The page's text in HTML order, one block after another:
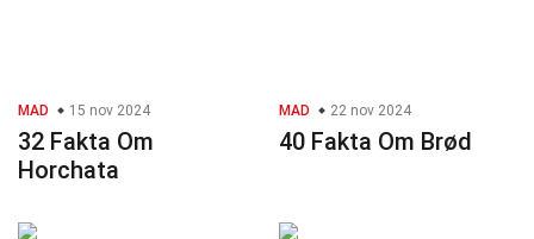
MAD 15 nov 2024
32 Fakta Om
Horchata
MAD 22 nov 2024
40 Fakta Om Brød